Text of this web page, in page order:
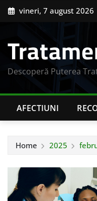
Skip vineri, 7 august 2026
Descoperă Puterea
AFECTIUNI
Home 2025